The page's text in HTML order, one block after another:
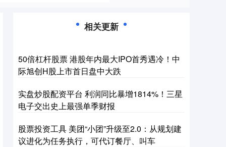
相关更新
50倍杠杆股票 港股年内最大IPO首秀遇冷！中
际旭创H股上市首日盘中大跌
实盘炒股配资平台 利润同比暴增1814%！三星
电子交出史上最强单季财报
股票投资工具 美团“小团”升级至2.0：从规划建
议进化为任务执行，可代订餐厅、叫车